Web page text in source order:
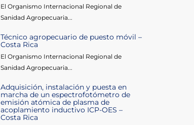
El Organismo Internacional Regional de
Sanidad Agropecuaria...
Técnico agropecuario de puesto móvil –
Costa Rica
El Organismo Internacional Regional de
Sanidad Agropecuaria...
Adquisición, instalación y puesta en
marcha de un espectrofotómetro de
emisión atómica de plasma de
acoplamiento inductivo ICP-OES –
Costa Rica